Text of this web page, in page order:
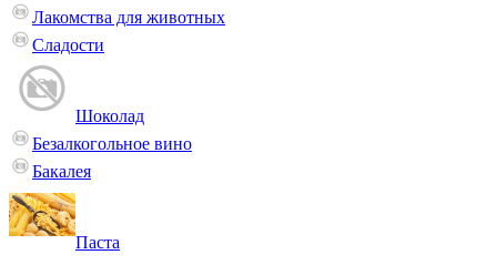
Лакомства для животных
Сладости
Шоколад
Безалкогольное вино
Бакалея
Паста